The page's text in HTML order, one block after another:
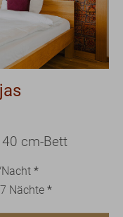
cm-Bett
*
7 Nächte *